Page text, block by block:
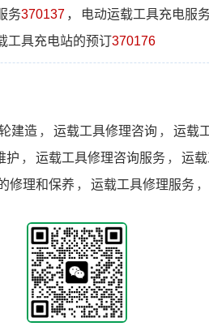
务370137 ， 电动运载工具充电服
工具充电站的预订370176
建造 ， 运载工具修理咨询 ， 运载
护 ， 运载工具修理咨询服务 ， 运
修理和保养 ， 运载工具修理服务 ，